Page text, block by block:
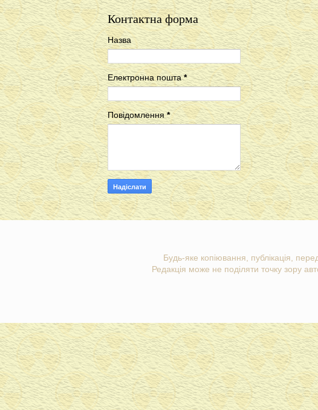
Контактна форма
Назва
Електронна пошта*
Повідомлення*
Будь-яке копіювання, публікація,
Редакція може не поділяти точку зору